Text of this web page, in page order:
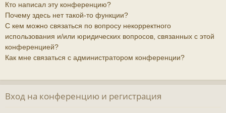
Кто написал эту конференцию?
Почему здесь нет такой-то функции?
С кем можно связаться по вопросу некорректного
использования и/или юридических вопросов, связанных с этой
конференцией?
Как мне связаться с администратором конференции?
Вход на конференцию и регистрация